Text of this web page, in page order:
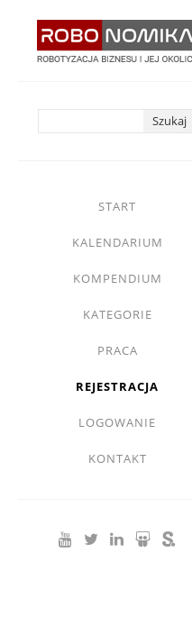
START
KALENDARIUM
KOMPENDIUM
KATEGORIE
PRACA
REJESTRACJA
LOGOWANIE
KONTAKT